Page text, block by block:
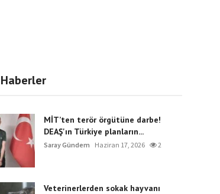
MİT’ten terör örgütüne darbe!
DEAŞ'ın Türkiye planların...
Saray Gündem Haziran 17, 2026 2
Veterinerlerden sokak hayvanı